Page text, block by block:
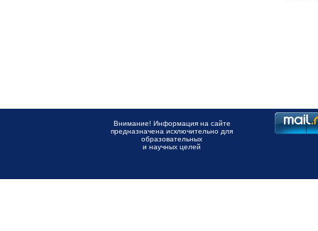
Внимание! Информация на сайте
предназначена исключительно для
образовательных
и научных целей